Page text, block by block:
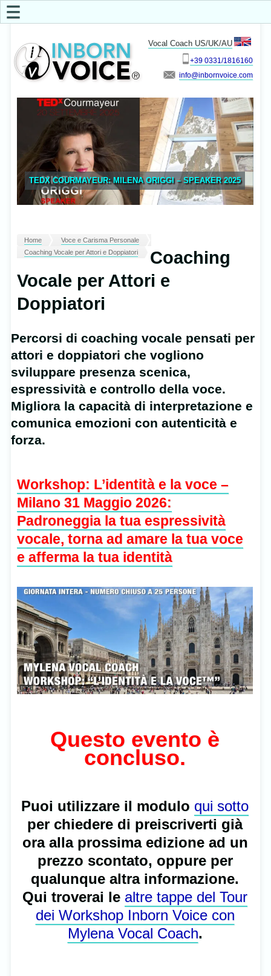
Vocal Coach US/UK/AU
+39 0331/1816160
info
☰
TEDX COURMAYEUR: MILENA ORIGGI – SPEAKER 2025
Home
Voce e Carisma Personale
Coaching Vocale per Attori e Doppiatori
Coaching
Vocale per Attori e
Doppiatori
Percorsi di coaching vocale pensati per
attori e doppiatori che vogliono
sviluppare presenza scenica,
espressività e controllo della voce.
Migliora la capacità di interpretazione e
comunica emozioni con autenticità e
forza.
Workshop: L’identità e la voce –
Milano 31 Maggio 2026:
Padroneggia la tua espressività
vocale, torna ad amare la tua voce
e afferma la tua identità
Questo evento è
concluso.
Puoi utilizzare il modulo qui sotto
per chiedere di preiscriverti già
ora alla prossima edizione ad un
prezzo scontato, oppure per
qualunque altra informazione.
Qui troverai le altre tappe del Tour
dei Workshop Inborn Voice con
Mylena Vocal Coach.